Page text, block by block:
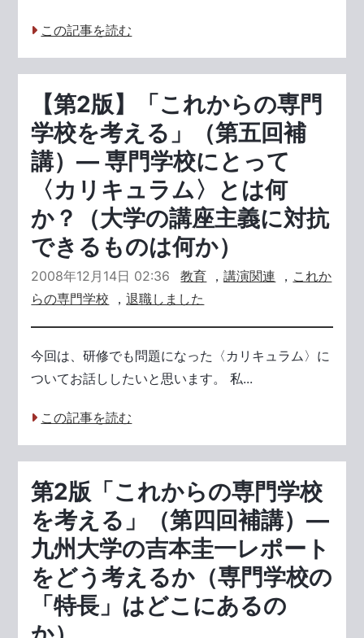
この記事を読む
【第2版】「これからの専門
学校を考える」（第五回補
講）― 専門学校にとって
〈カリキュラム〉とは何
か？（大学の講座主義に対抗
できるものは何か）
2008年12月14日 02:36 教育 ，講演関連 ， これか
らの専門学校 ，退職しました
今回は、研修でも問題になった〈カリキュラム〉に
ついてお話ししたいと思います。 私...
この記事を読む
第2版「これからの専門学校
を考える」（第四回補講）―
九州大学の吉本圭一レポート
をどう考えるか（専門学校の
「特長」はどこにあるの